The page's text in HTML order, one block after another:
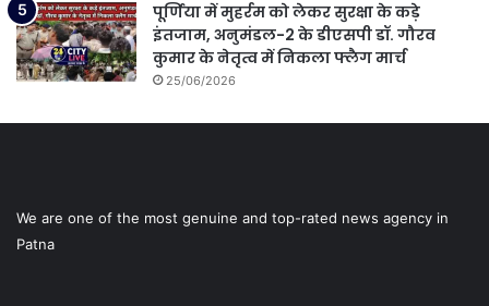
पूर्णिया में मुहर्रम को लेकर सुरक्षा के कड़े
इंतजाम, अनुमंडल-2 के डीएसपी डॉ. गौरव
कुमार के नेतृत्व में निकला फ्लैग मार्च
25/06/2026
We are one of the most genuine and top-rated news agency in
Patna